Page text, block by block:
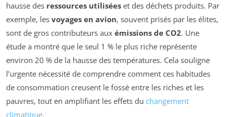
hausse des ressources utilisées et des déchets produits. Par
exemple, les voyages en avion, souvent prisés par les élites,
sont de gros contributeurs aux émissions de CO2. Une
étude a montré que le seul 1 % le plus riche représente
environ 20 % de la hausse des températures. Cela souligne
l’urgente nécessité de comprendre comment ces habitudes
de consommation creusent le fossé entre les riches et les
pauvres, tout en amplifiant les effets du changement
climatique.